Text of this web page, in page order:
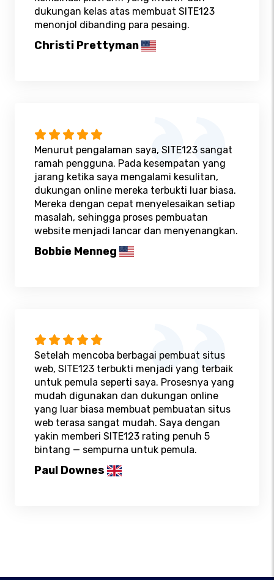
dukungan kelas atas membuat SITE123
menonjol dibanding para pesaing.
Christi Prettyman
Menurut pengalaman saya, SITE123 sangat
ramah pengguna. Pada kesempatan yang
jarang ketika saya mengalami kesulitan,
dukungan online mereka terbukti luar biasa.
Mereka dengan cepat menyelesaikan setiap
masalah, sehingga proses pembuatan
website menjadi lancar dan menyenangkan.
Bobbie Menneg
Setelah mencoba berbagai pembuat situs
web, SITE123 terbukti menjadi yang terbaik
untuk pemula seperti saya. Prosesnya yang
mudah digunakan dan dukungan online
yang luar biasa membuat pembuatan situs
web terasa sangat mudah. Saya dengan
yakin memberi SITE123 rating penuh 5
bintang — sempurna untuk pemula.
Paul Downes